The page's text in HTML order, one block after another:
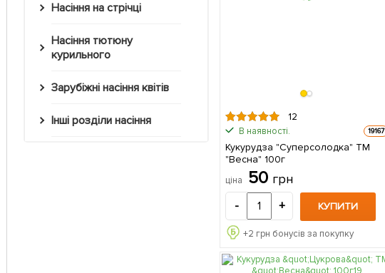
Насіння на стрічці
Насіння тютюну
курильного
Зарубіжні насіння квітів
Інші розділи насіння 12
В наявності. 19167
Кукурудза "Суперсолодка" ТМ
"Весна" 100г
ціна 50 грн
- + КУПИТИ
+2 грн бонусів за покупку